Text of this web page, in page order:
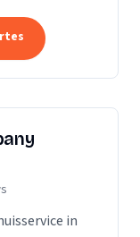
en
— u
in